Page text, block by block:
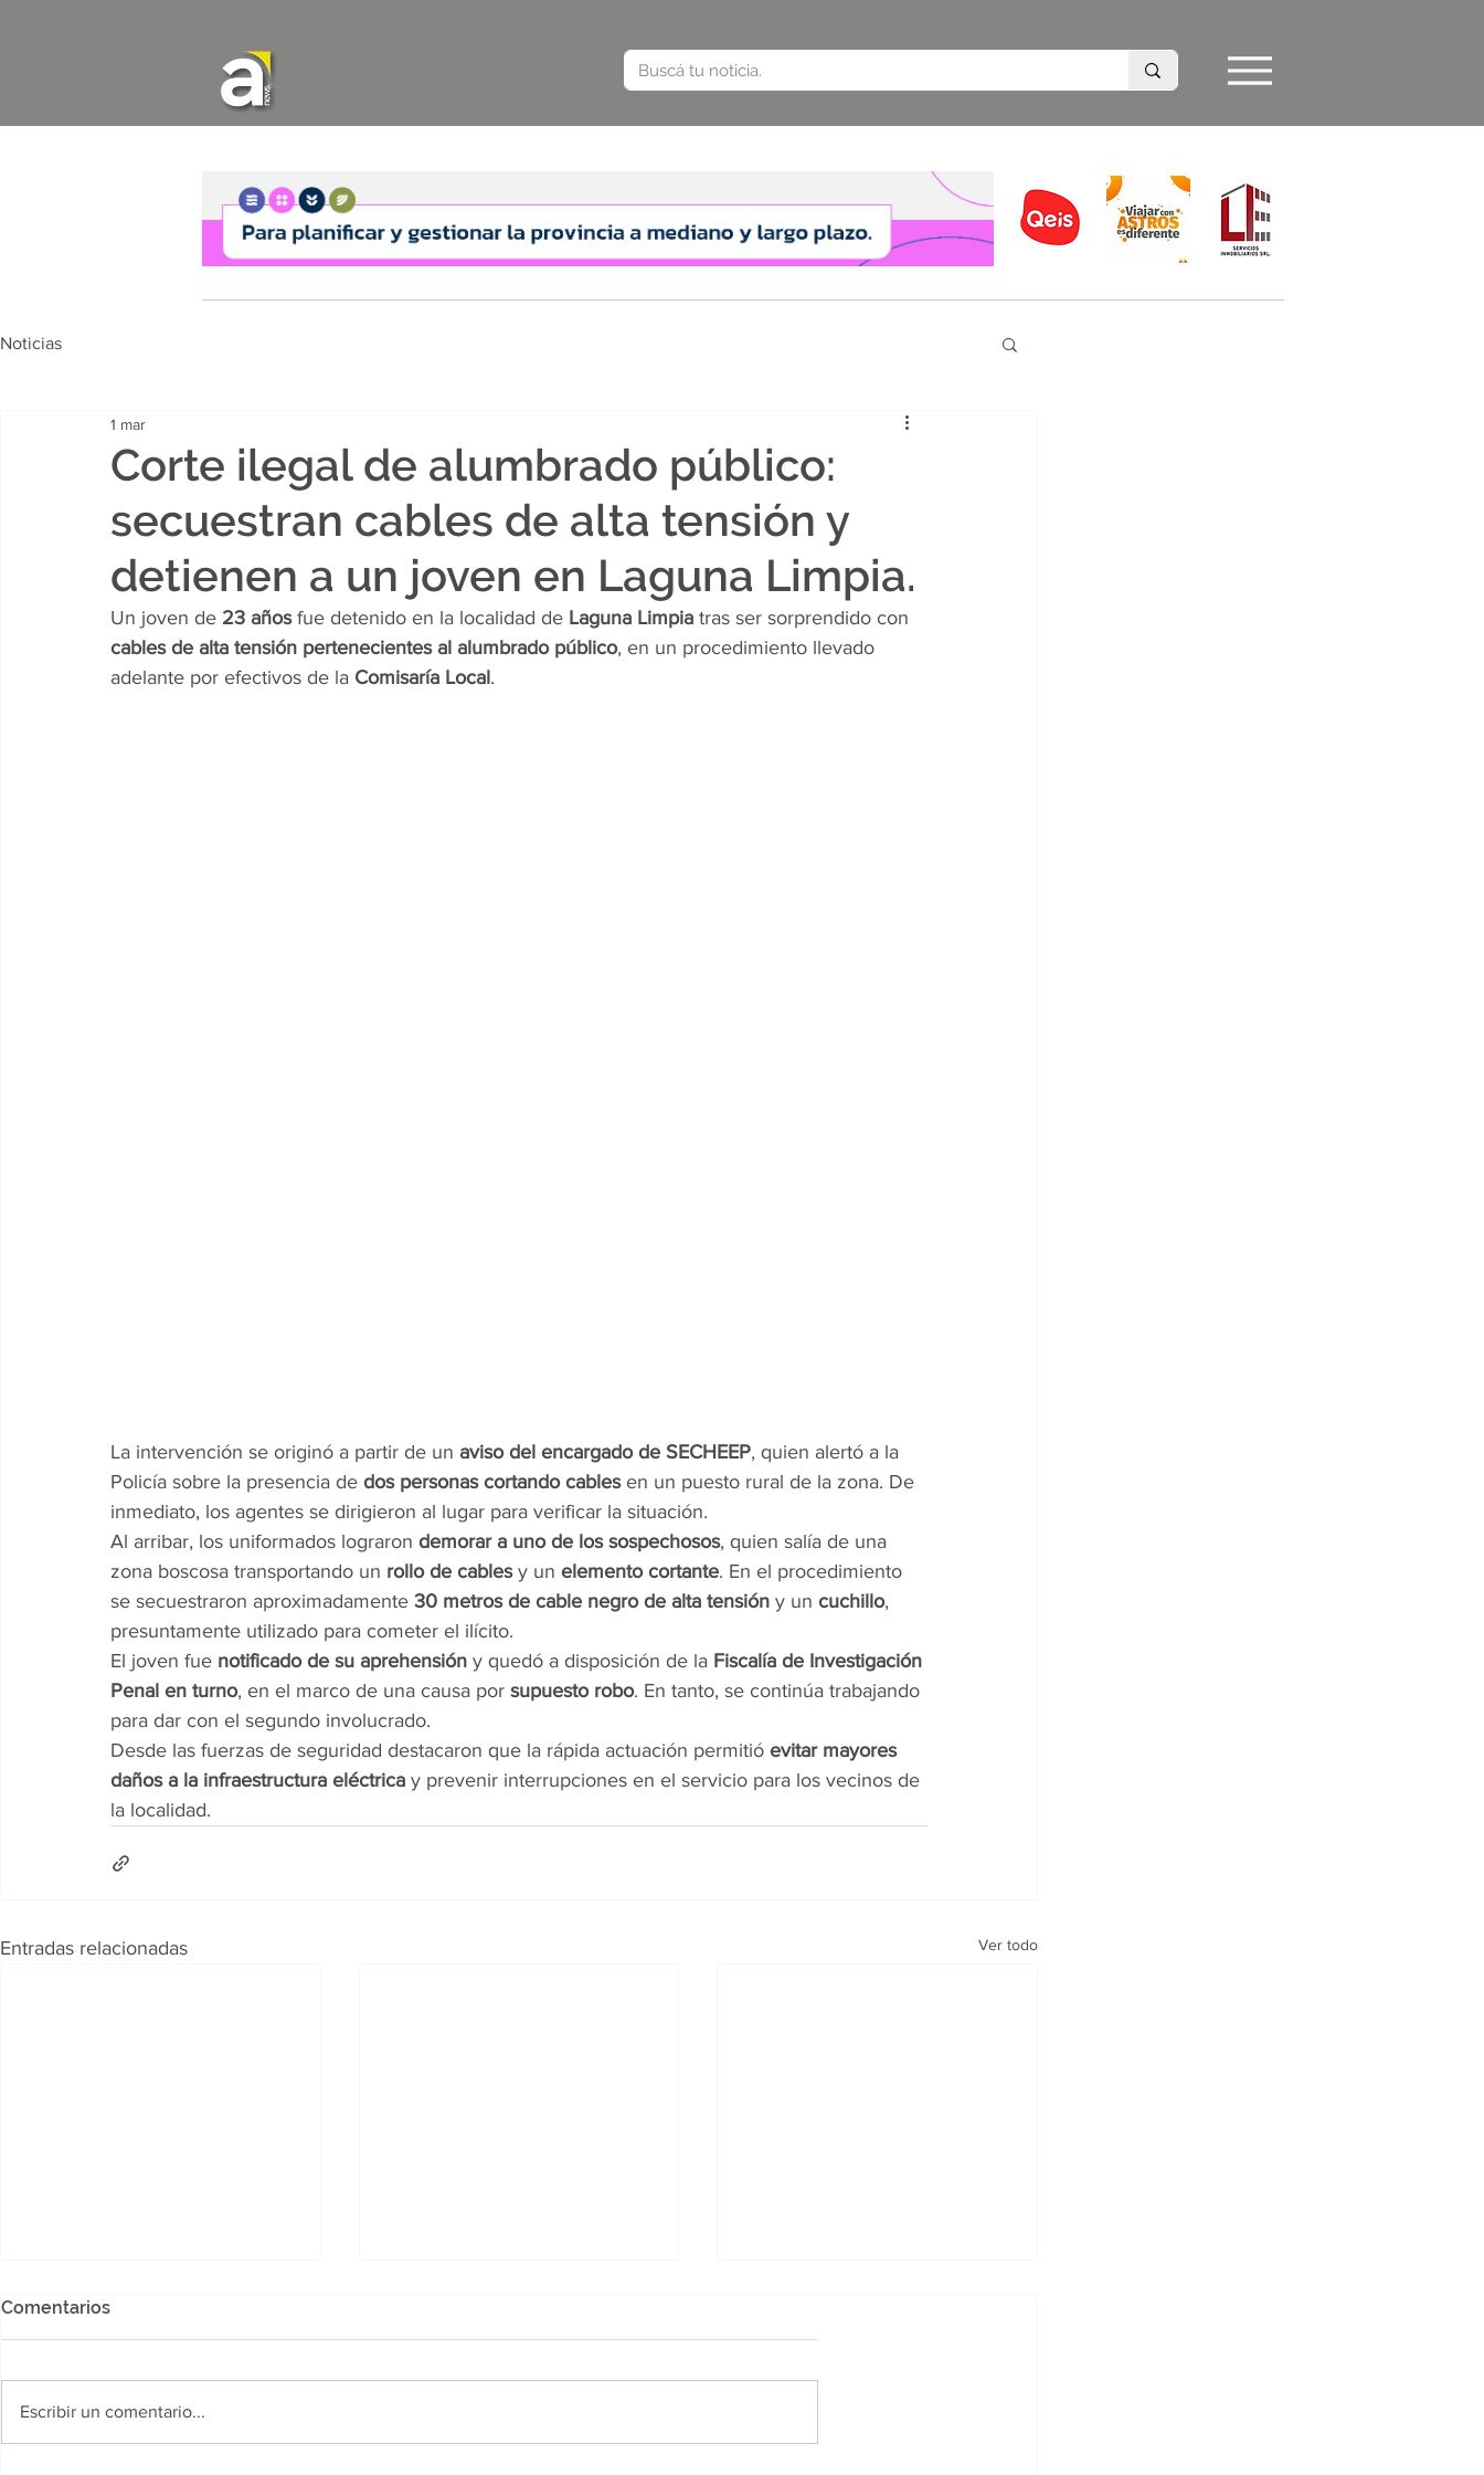
Noticias
Corte ilegal de alumbrado público:
secuestran cables de alta tensión y
detienen a un joven en Laguna Limpia.
1 mar
Un joven de 23 años fue detenido en la localidad de Laguna Limpia tras ser sorprendido con
cables de alta tensión pertenecientes al alumbrado público, en un procedimiento llevado
adelante por efectivos de la Comisaría Local.
La intervención se originó a partir de un aviso del encargado de SECHEEP, quien alertó a la
Policía sobre la presencia de dos personas cortando cables en un puesto rural de la zona. De
inmediato, los agentes se dirigieron al lugar para verificar la situación.
Al arribar, los uniformados lograron demorar a uno de los sospechosos, quien salía de una
zona boscosa transportando un rollo de cables y un elemento cortante. En el procedimiento
se secuestraron aproximadamente 30 metros de cable negro de alta tensión y un cuchillo,
presuntamente utilizado para cometer el ilícito.
El joven fue notificado de su aprehensión y quedó a disposición de la Fiscalía de Investigación
Penal en turno, en el marco de una causa por supuesto robo. En tanto, se continúa trabajando
para dar con el segundo involucrado.
Desde las fuerzas de seguridad destacaron que la rápida actuación permitió evitar mayores
daños a la infraestructura eléctrica y prevenir interrupciones en el servicio para los vecinos de
la localidad.
Entradas relacionadas Ver todo
Comentarios
Escribir un comentario...